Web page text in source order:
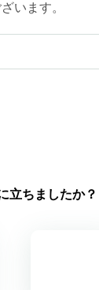
います。
立ちましたか？